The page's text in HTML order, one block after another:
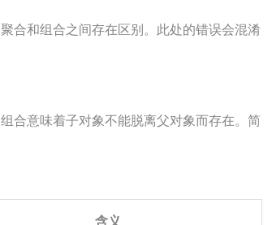
合和组合之间存在区别。此处的错误会混淆
合意味着子对象不能脱离父对象而存在。简